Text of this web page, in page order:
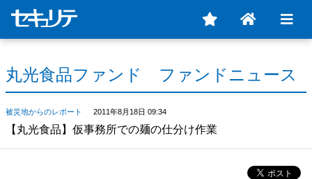
丸光食品ファンド ファンドニュース
被災地からのレポート 2011年8月18日 09:34
【丸光食品】仮事務所での麺の仕分け作業